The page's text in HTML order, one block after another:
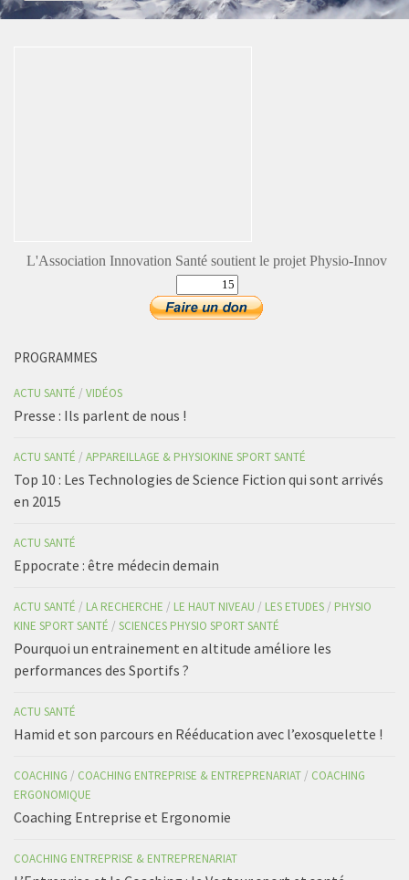
L'Association Innovation Santé soutient le projet Physio-Innov
PROGRAMMES
ACTU SANTÉ / VIDÉOS
Presse : Ils parlent de nous !
ACTU SANTÉ / APPAREILLAGE & PHYSIOKINE SPORT SANTÉ
Top 10 : Les Technologies de Science Fiction qui sont arrivés
en 2015
ACTU SANTÉ
Eppocrate : être médecin demain
ACTU SANTÉ / LA RECHERCHE / LE HAUT NIVEAU / LES ETUDES / PHYSIO
KINE SPORT SANTÉ / SCIENCES PHYSIO SPORT SANTÉ
Pourquoi un entrainement en altitude améliore les
performances des Sportifs ?
ACTU SANTÉ
Hamid et son parcours en Rééducation avec l’exosquelette !
COACHING / COACHING ENTREPRISE & ENTREPRENARIAT / COACHING
ERGONOMIQUE
Coaching Entreprise et Ergonomie
COACHING ENTREPRISE & ENTREPRENARIAT